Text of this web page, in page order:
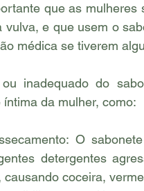
que as
vulva, e que usem o
médica se tiverem
inadequado do
da mulher, como:
O
detergentes
causando coceira,